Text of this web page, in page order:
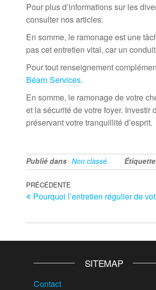
Pour plus d’informations sur les
consulter nos articles.
En somme, le ramonage est une
pas cet entretien vital, car un
Pour tout renseignement
Béarn Services.
En somme, le ramonage de votre
et la sécurité de votre foyer.
préservant votre tranquillité d’esprit.
Publié dans Non classé
Navigation
de
l’article
Article
précédent
PRÉCÉDENTE
Pourquoi l’entretien régulier de
SITEMAP
Contact